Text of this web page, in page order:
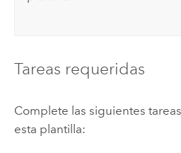
Tareas requeridas
Complete las siguientes
esta plantilla: